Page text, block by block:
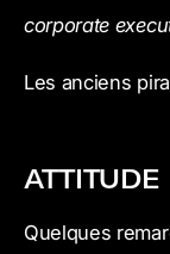
corporate
Les anciens
ATTITUDE
Quelques